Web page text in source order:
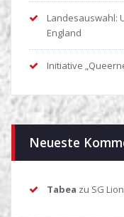
Landesauswahl:
England
Initiative
Neueste
Tabea zu SG